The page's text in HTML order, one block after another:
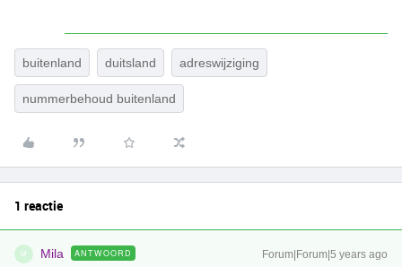
buitenland duitsland adreswijziging
nummerbehoud buitenland
1 reactie
M Mila ANTWOORD Forum|Forum|5 years ago